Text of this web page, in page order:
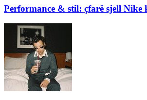
Performance & stil: çfarë sjell Nike